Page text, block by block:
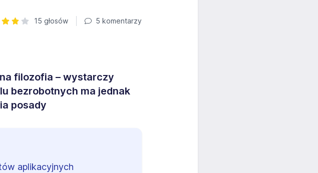
15 głosów 5 komentarzy
filozofia – wystarczy
bezrobotnych ma jednak
posady
aplikacyjnych